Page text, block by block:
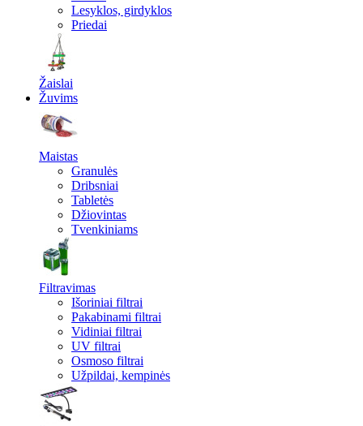
Lesyklos, girdyklos
Priedai
Žaislai
Žuvims
Maistas
Granulės
Dribsniai
Tabletės
Džiovintas
Tvenkiniams
Filtravimas
Išoriniai filtrai
Pakabinami filtrai
Vidiniai filtrai
UV filtrai
Osmoso filtrai
Užpildai, kempinės